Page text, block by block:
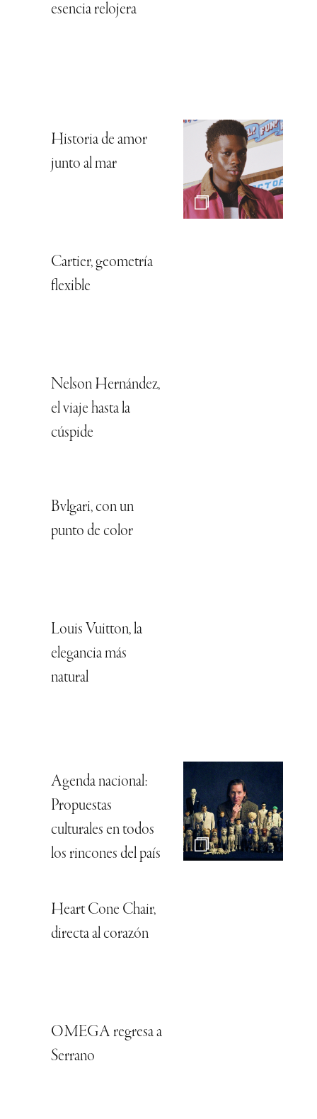
esencia relojera
Historia de amor
junto al mar
Cartier, geometría
flexible
Nelson Hernández,
el viaje hasta la
cúspide
Bvlgari, con un
punto de color
Louis Vuitton, la
elegancia más
natural
Agenda nacional:
Propuestas
culturales en todos
los rincones del país
Heart Cone Chair,
directa al corazón
OMEGA regresa a
Serrano